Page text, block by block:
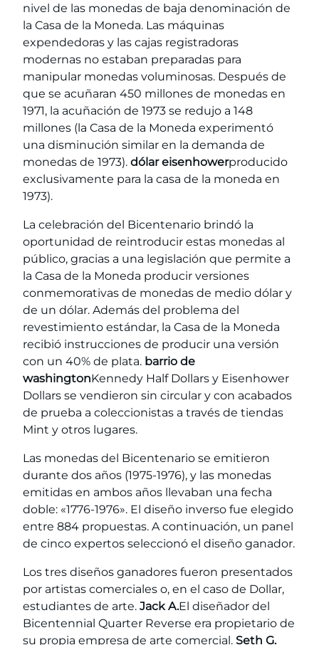
nivel de las monedas de baja denominación de
la Casa de la Moneda. Las máquinas
expendedoras y las cajas registradoras
modernas no estaban preparadas para
manipular monedas voluminosas. Después de
que se acuñaran 450 millones de monedas en
1971, la acuñación de 1973 se redujo a 148
millones (la Casa de la Moneda experimentó
una disminución similar en la demanda de
monedas de 1973). dólar eisenhowerproducido
exclusivamente para la casa de la moneda en
1973).
La celebración del Bicentenario brindó la
oportunidad de reintroducir estas monedas al
público, gracias a una legislación que permite a
la Casa de la Moneda producir versiones
conmemorativas de monedas de medio dólar y
de un dólar. Además del problema del
revestimiento estándar, la Casa de la Moneda
recibió instrucciones de producir una versión
con un 40% de plata. barrio de
washingtonKennedy Half Dollars y Eisenhower
Dollars se vendieron sin circular y con acabados
de prueba a coleccionistas a través de tiendas
Mint y otros lugares.
Las monedas del Bicentenario se emitieron
durante dos años (1975-1976), y las monedas
emitidas en ambos años llevaban una fecha
doble: «1776-1976». El diseño inverso fue elegido
entre 884 propuestas. A continuación, un panel
de cinco expertos seleccionó el diseño ganador.
Los tres diseños ganadores fueron presentados
por artistas comerciales o, en el caso de Dollar,
estudiantes de arte. Jack A.El diseñador del
Bicentennial Quarter Reverse era propietario de
su propia empresa de arte comercial. Seth G.